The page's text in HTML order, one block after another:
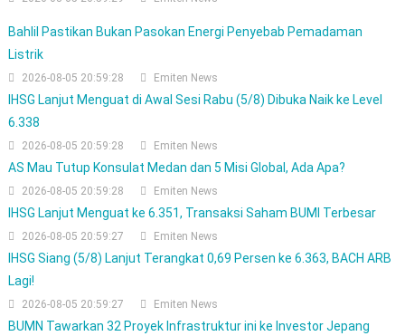
Bahlil Pastikan Bukan Pasokan Energi Penyebab Pemadaman
Listrik
2026-08-05 20:59:28 Emiten News
IHSG Lanjut Menguat di Awal Sesi Rabu (5/8) Dibuka Naik ke Level
6.338
2026-08-05 20:59:28 Emiten News
AS Mau Tutup Konsulat Medan dan 5 Misi Global, Ada Apa?
2026-08-05 20:59:28 Emiten News
IHSG Lanjut Menguat ke 6.351, Transaksi Saham BUMI Terbesar
2026-08-05 20:59:27 Emiten News
IHSG Siang (5/8) Lanjut Terangkat 0,69 Persen ke 6.363, BACH ARB
Lagi!
2026-08-05 20:59:27 Emiten News
BUMN Tawarkan 32 Proyek Infrastruktur ini ke Investor Jepang